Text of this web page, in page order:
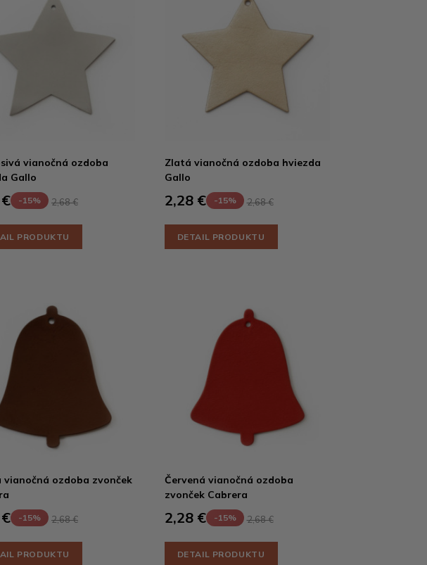
vianočná ozdoba
Gallo
-15% 2,68 €
PRODUKTU
Zlatá vianočná ozdoba hviezda
Gallo
2,28 € -15% 2,68 €
DETAIL PRODUKTU
vianočná ozdoba zvonček
-15% 2,68 €
PRODUKTU
Červená vianočná ozdoba
zvonček Cabrera
2,28 € -15% 2,68 €
DETAIL PRODUKTU